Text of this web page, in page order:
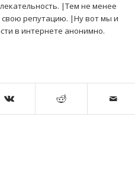
|Тем не менее
свою репутацию. |Ну вот мы и
в интернете анонимно.